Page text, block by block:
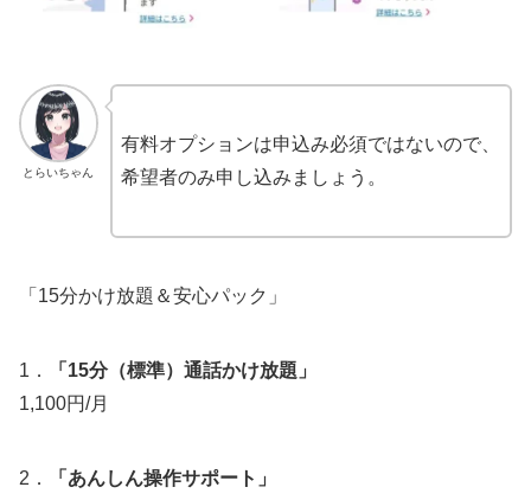
とらいちゃん
有料オプションは申込み必須ではないので、
希望者のみ申し込みましょう。
「15分かけ放題＆安心パック」
1．
「15分（標準）通話かけ放題」
1,100円/月
2．
「あんしん操作サポート」